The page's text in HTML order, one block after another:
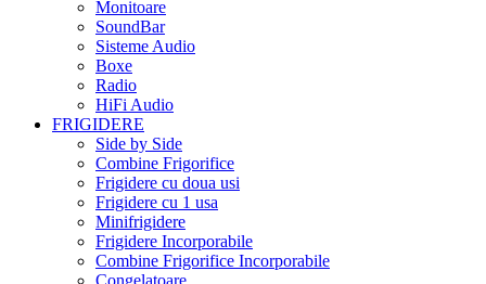
Monitoare
SoundBar
Sisteme Audio
Boxe
Radio
HiFi Audio
FRIGIDERE
Side by Side
Combine Frigorifice
Frigidere cu doua usi
Frigidere cu 1 usa
Minifrigidere
Frigidere Incorporabile
Combine Frigorifice Incorporabile
Congelatoare